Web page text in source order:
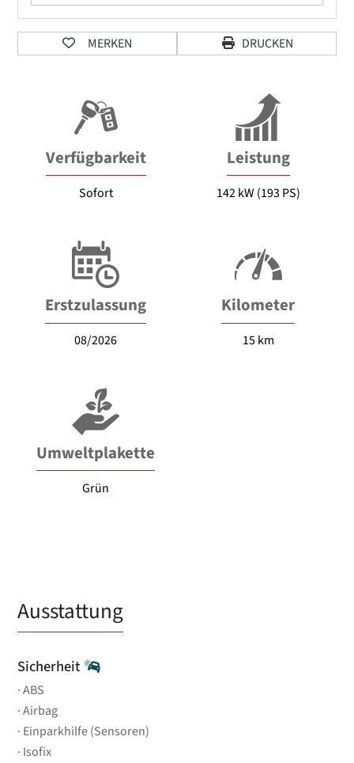
MERKEN DRUCKEN
Verfügbarkeit
Sofort
Leistung
142 kW (193 PS)
Erstzulassung
08/2026
Kilometer
15 km
Umweltplakette
Grün
Ausstattung
Sicherheit
ABS
Airbag
Einparkhilfe (Sensoren)
Isofix